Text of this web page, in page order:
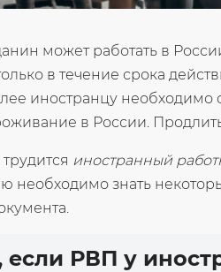
может работать в
в течение срока
иностранцу
в России.
иностранный
необходимо знать
если РВП у